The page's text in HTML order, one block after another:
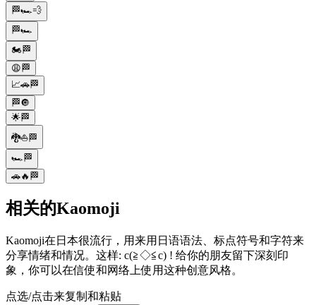
🏁🏎️💨
🏁🏎️
🏍️🏁
😩🏁
📈🚗🏁
🏁🔘
🌟🏁
🐉⛵🏁
🏎️🏁
🚗🔥🏁
相关的Kaomoji
Kaomoji在日本很流行，用来用日语语法、标点符号和字符来
分享情绪和情况。这样: c(≧◇≦c) ! 给你的朋友留下深刻印
象，你可以在信使和网络上使用这种创意风格。
点选/点击来复制和粘贴